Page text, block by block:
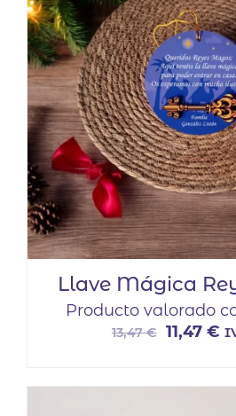
Llave Mágica
Producto valorado
13,47€ El
11,47 € El